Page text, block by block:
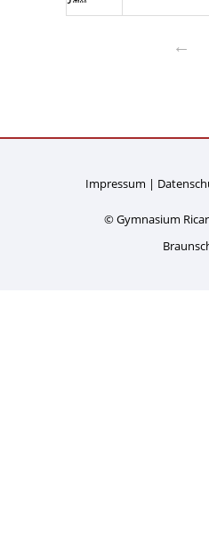
←
Impressum
© Gymnasium